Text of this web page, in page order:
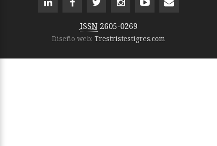
ISSN 2605-0269
Diseño web: Trestristestigres.com